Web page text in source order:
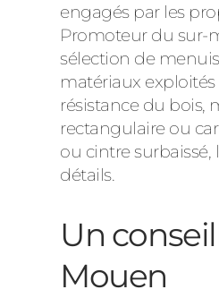
engagés par les
Promoteur du sur-
sélection de
matériaux
résistance du bois,
rectangulaire ou
ou cintre
détails.
Un
Mouen